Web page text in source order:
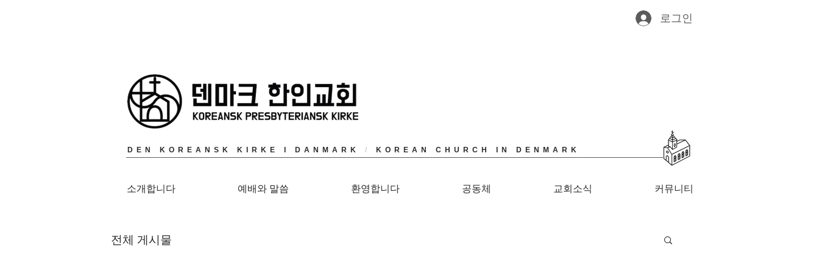
로그인
DEN KOREANSK KIRKE I DANMARK / KOREAN CHURCH IN DENMARK
소개합니다 예배와 말씀 환영합니다 공동체 교회소식 커뮤니티
전체 게시물